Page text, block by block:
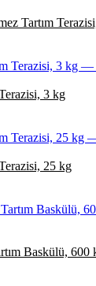
Tartım
3 kg
25 kg
Baskülü, 600